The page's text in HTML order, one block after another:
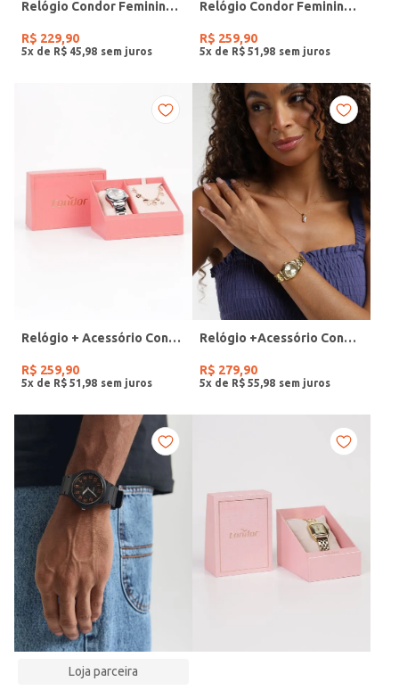
Relógio Condor Feminino PRATA
R$ 229,90
5x de R$ 45 98
Relógio Condor Feminino DOURADO
R$ 259,90
5x de R$ 51 98
Relógio + Acessório Condor Feminino PRATA
R$ 259,90
5x de R$ 51 98
Relógio +Acessório Condor Feminino DOURADO
R$ 279,90
5x de R$ 55 98
Loja parceira